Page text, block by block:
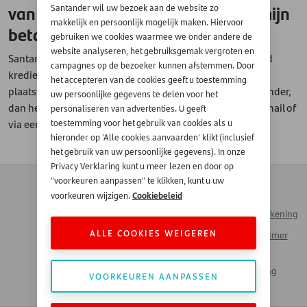
van mijn doorlopend krediet naar mijn
betaalrekening?
Santander is in 2023 gestopt met het product doorlopend
krediet en daarom kunnen er geen geldopnames meer
plaatsvinden. Als u een doorlopend krediet had bij Santander,
dan heeft u hierover persoonlijk bericht gekregen via e-mail of
via een brief.
Contact
Veelgestelde vragen
Werken bij Santander
Actueel Nieuws
Zakendoen met
Inloggen Mijn Rekening
Santander Consumer
Bank
Santander Leasing
LinkedIn
Santander wil uw bezoek aan de website zo
makkelijk en persoonlijk mogelijk maken. Hiervoor
gebruiken we cookies waarmee we onder andere de
website analyseren, het gebruiksgemak vergroten en
campagnes op de bezoeker kunnen afstemmen. Door
het accepteren van de cookies geeft u toestemming
uw persoonlijke gegevens te delen voor het
personaliseren van advertenties. U geeft
toestemming voor het gebruik van cookies als u
hieronder op 'Alle cookies aanvaarden' klikt (inclusief
het gebruik van uw persoonlijke gegevens). In onze
Privacy Verklaring kunt u meer lezen en door op
"voorkeuren aanpassen" te klikken, kunt u uw
voorkeuren wijzigen.Cookiebeleid
ALLE COOKIES WEIGEREN
VOORKEUREN AANPASSEN